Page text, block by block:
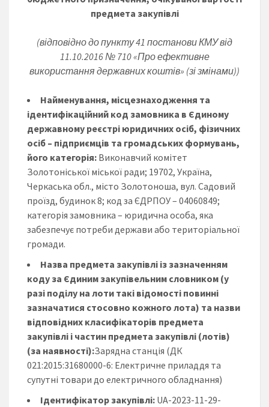
предмета закупівлі
(відповідно до пункту 41 постанови КМУ від
11.10.2016 № 710 «Про ефективне
використання державних коштів» (зі змінами))
Найменування, місцезнаходження та
ідентифікаційний код замовника в Єдиному
державному реєстрі юридичних осіб, фізичних
осіб – підприємців та громадських формувань,
його категорія: Виконавчий комітет
Золотоніської міської ради; 19702, Україна,
Черкаська обл., місто Золотоноша, вул. Садовий
проїзд, будинок 8; код за ЄДРПОУ – 04060849;
категорія замовника – юридична особа, яка
забезпечує потреби держави або територіальної
громади.
Назва предмета закупівлі із зазначенням
коду за Єдиним закупівельним словником (у
разі поділу на лоти такі відомості повинні
зазначатися стосовно кожного лота) та назви
відповідних класифікаторів предмета
закупівлі і частин предмета закупівлі (лотів)
(за наявності):Зарядна станція (ДК
021:2015:31680000-6: Електричне приладдя та
супутні товари до електричного обладнання)
Ідентифікатор закупівлі: UA-2023-11-29-